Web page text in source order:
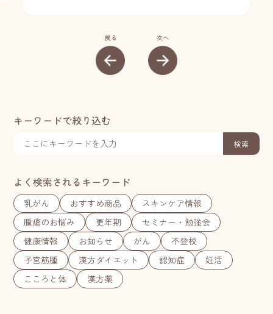
キーワードで絞り込む
検索
よく検索されるキーワード
乳がん おすすめ商品
スキンケア情報
腫瘍のお悩み
更年期
セミナー・勉強会
健康情報
お知らせ がん
不登校
子宮筋腫
漢方ダイエット 認知症
妊活
こころと体
漢方薬